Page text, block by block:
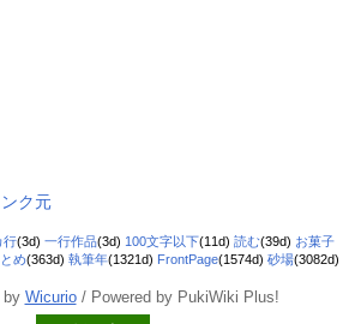
ク元
行(3d) 一行作品(3d) 100文字以下(11d) 読む(39d) お菓子
め(363d) 執筆年(1321d) FrontPage(1574d) 砂場(3082d)
by Wicurio/ Powered by PukiWiki Plus!